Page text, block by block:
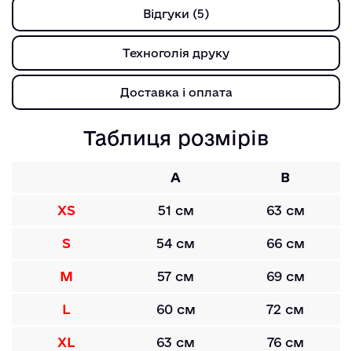
Відгуки (5)
Техноголія друку
Доставка і оплата
Таблиця розмірів
A B
XS 51 см 63 см
S 54 см 66 см
M 57 см 69 см
L 60 см 72 см
XL 63 см 76 см